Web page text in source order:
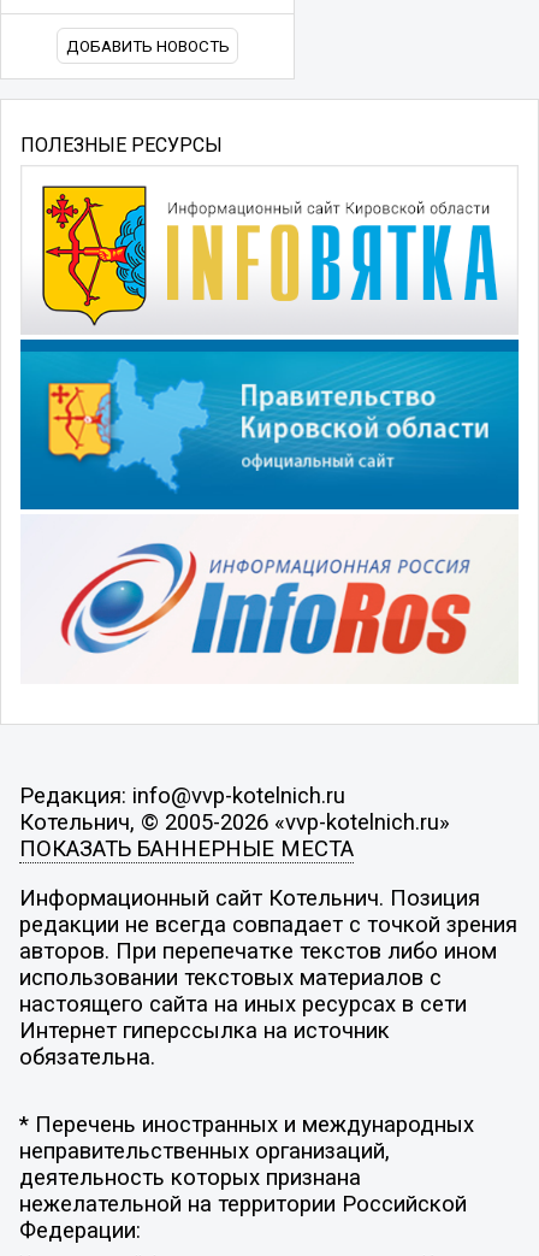
ДОБАВИТЬ НОВОСТЬ
ПОЛЕЗНЫЕ РЕСУРСЫ
Редакция: info@vvp-kotelnich.ru
Котельнич, © 2005-2026 «vvp-kotelnich.ru»
ПОКАЗАТЬ БАННЕРНЫЕ МЕСТА
Информационный сайт Котельнич. Позиция
редакции не всегда совпадает с точкой зрения
авторов. При перепечатке текстов либо ином
использовании текстовых материалов с
настоящего сайта на иных ресурсах в сети
Интернет гиперссылка на источник
обязательна.
* Перечень иностранных и международных
неправительственных организаций,
деятельность которых признана
нежелательной на территории Российской
Федерации: